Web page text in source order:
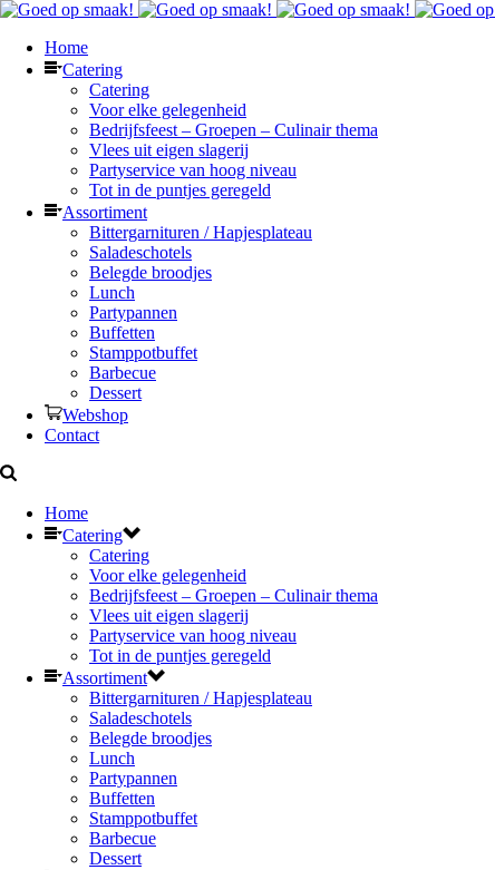
Home
Catering
Catering
Voor elke gelegenheid
Bedrijfsfeest – Groepen – Culinair thema
Vlees uit eigen slagerij
Partyservice van hoog niveau
Tot in de puntjes geregeld
Assortiment
Bittergarnituren / Hapjesplateau
Saladeschotels
Belegde broodjes
Lunch
Partypannen
Buffetten
Stamppotbuffet
Barbecue
Dessert
Webshop
Contact
Home
Catering
Catering
Voor elke gelegenheid
Bedrijfsfeest – Groepen – Culinair thema
Vlees uit eigen slagerij
Partyservice van hoog niveau
Tot in de puntjes geregeld
Assortiment
Bittergarnituren / Hapjesplateau
Saladeschotels
Belegde broodjes
Lunch
Partypannen
Buffetten
Stamppotbuffet
Barbecue
Dessert